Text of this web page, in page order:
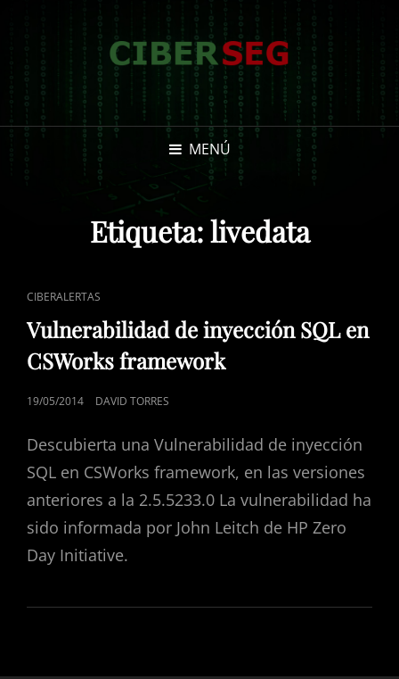
MENÚ
Etiqueta:livedata
ENLACES
DE
CATEGORÍAS
CIBERALERTAS
Vulnerabilidad de inyección SQL en
CSWorks framework
PUBLICADO
19/05/2014 DAVID TORRES
Descubierta una Vulnerabilidad de inyección
SQL en CSWorks framework, en las versiones
anteriores a la 2.5.5233.0 La vulnerabilidad ha
sido informada por John Leitch de HP Zero
Day Initiative.